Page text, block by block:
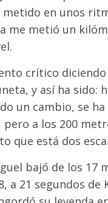
en unos
me metió un
crítico
y así ha
un cambio, se
a los 200
que está dos
bajó de los
a 21 segundos